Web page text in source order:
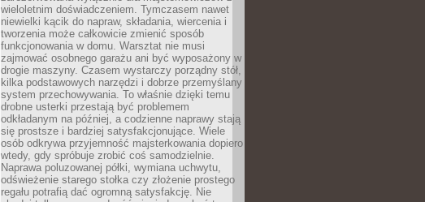
wieloletnim doświadczeniem. Tymczasem nawet
niewielki kącik do napraw, składania, wiercenia i
tworzenia może całkowicie zmienić sposób
funkcjonowania w domu. Warsztat nie musi
zajmować osobnego garażu ani być wyposażony w
drogie maszyny. Czasem wystarczy porządny stół,
kilka podstawowych narzędzi i dobrze przemyślany
system przechowywania. To właśnie dzięki temu
drobne usterki przestają być problemem
odkładanym na później, a codzienne naprawy stają
się prostsze i bardziej satysfakcjonujące. Wiele
osób odkrywa przyjemność majsterkowania dopiero
wtedy, gdy spróbuje zrobić coś samodzielnie.
Naprawa poluzowanej półki, wymiana uchwytu,
odświeżenie starego stołka czy złożenie prostego
regału potrafią dać ogromną satysfakcję. Nie